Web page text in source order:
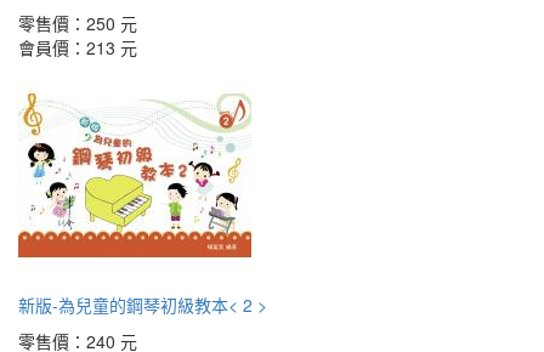
零售價： 250 元
會員價： 213 元
新版-為兒童的鋼琴初級教本< 2 >
零售價： 240 元